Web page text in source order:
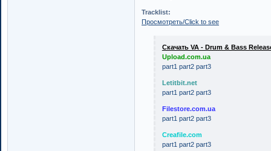
Tracklist:
Просмотреть/Click to see
Скачать VA - Drum & Bass
Upload.com.ua
part1 part2 part3
Letitbit.net
part1 part2 part3
Filestore.com.ua
part1 part2 part3
Creafile.com
part1 part2 part3